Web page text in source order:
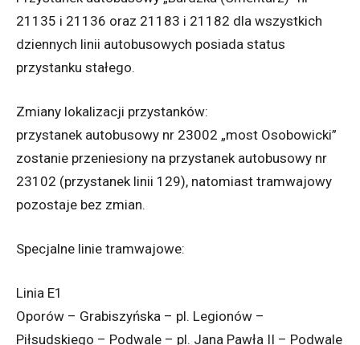
21135 i 21136 oraz 21183 i 21182 dla wszystkich
dziennych linii autobusowych posiada status
przystanku stałego.
Zmiany lokalizacji przystanków:
przystanek autobusowy nr 23002 „most Osobowicki”
zostanie przeniesiony na przystanek autobusowy nr
23102 (przystanek linii 129), natomiast tramwajowy
pozostaje bez zmian.
Specjalne linie tramwajowe:
Linia E1
Oporów – Grabiszyńska – pl. Legionów –
Piłsudskiego – Podwale – pl. Jana Pawła II – Podwale